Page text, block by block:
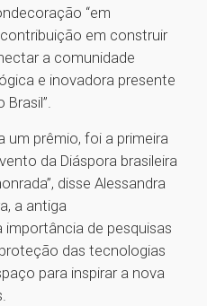
“em
em construir
a comunidade
e inovadora presente
um prêmio, foi a primeira
da Diáspora brasileira
disse Alessandra
a antiga
de pesquisas
das tecnologias
para inspirar a nova